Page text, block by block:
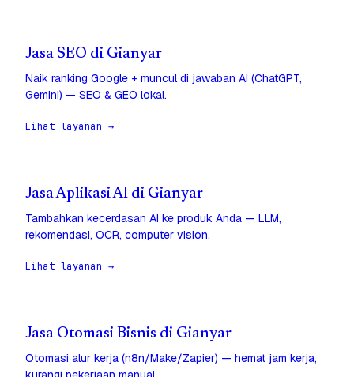
Jasa SEO di Gianyar
Naik ranking Google + muncul di jawaban AI (ChatGPT,
Gemini) — SEO & GEO lokal.
Lihat layanan →
Jasa Aplikasi AI di Gianyar
Tambahkan kecerdasan AI ke produk Anda — LLM,
rekomendasi, OCR, computer vision.
Lihat layanan →
Jasa Otomasi Bisnis di Gianyar
Otomasi alur kerja (n8n/Make/Zapier) — hemat jam kerja,